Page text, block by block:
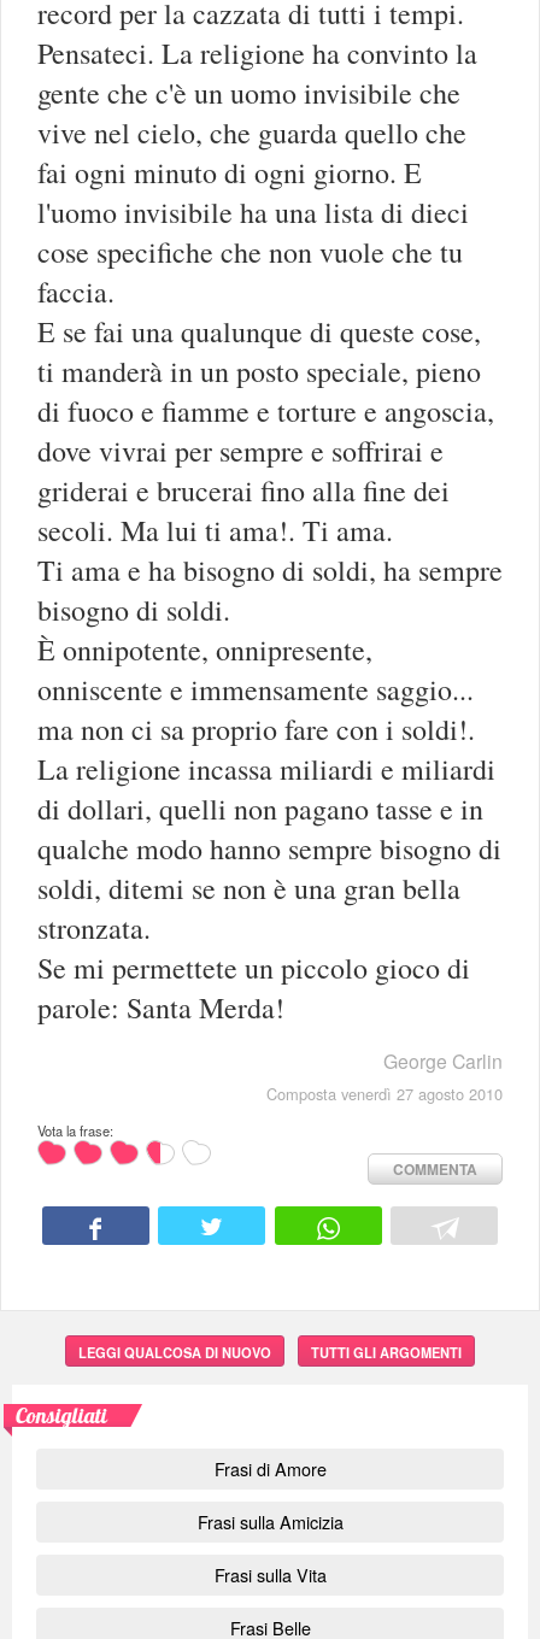
record per la cazzata di tutti i tempi.
Pensateci. La religione ha convinto la
gente che c'è un uomo invisibile che
vive nel cielo, che guarda quello che
fai ogni minuto di ogni giorno. E
l'uomo invisibile ha una lista di dieci
cose specifiche che non vuole che tu
faccia.
E se fai una qualunque di queste cose,
ti manderà in un posto speciale, pieno
di fuoco e fiamme e torture e angoscia,
dove vivrai per sempre e soffrirai e
griderai e brucerai fino alla fine dei
secoli. Ma lui ti ama!. Ti ama.
Ti ama e ha bisogno di soldi, ha sempre
bisogno di soldi.
È onnipotente, onnipresente,
onniscente e immensamente saggio...
ma non ci sa proprio fare con i soldi!.
La religione incassa miliardi e miliardi
di dollari, quelli non pagano tasse e in
qualche modo hanno sempre bisogno di
soldi, ditemi se non è una gran bella
stronzata.
Se mi permettete un piccolo gioco di
parole: Santa Merda!
George Carlin
Composta venerdì 27 agosto 2010
Vota la frase:
COMMENTA
LEGGI QUALCOSA DI NUOVO TUTTI GLI ARGOMENTI
Consigliati
Frasi di Amore
Frasi sulla Amicizia
Frasi sulla Vita
Frasi Belle